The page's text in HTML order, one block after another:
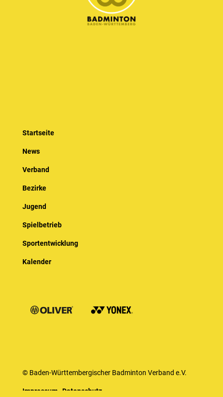
Startseite
News
Verband
Bezirke
Jugend
Spielbetrieb
Sportentwicklung
Kalender
© Baden-Württembergischer Badminton Verband e.V.
Impressum Datenschutz